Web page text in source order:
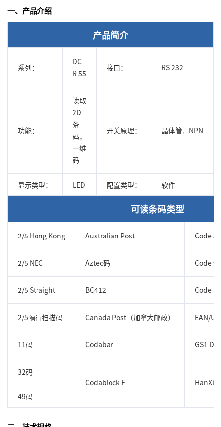
一、产品介绍
产品简介
系列：
DC
R 55
接口： RS 232
功能：
读取
2D
条
码，
一维
码
开关原理： 晶体管，NPN
显示类型： LED 配置类型： 软件
可读条码类型
2/5 Hong Kong Australian Post Code 39
2/5 NEC Aztec码 Code 93
2/5 Straight BC412 Code
2/5隔行扫描码 Canada Post（加拿大邮政） EAN/
11码 Codabar GS1
32码
Codablock F
HanXin
49码